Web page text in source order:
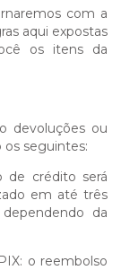
com a
aqui expostas
os itens da
devoluções ou
os seguintes:
de crédito será
em até três
da
o reembolso